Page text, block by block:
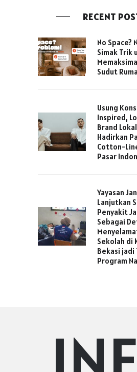
RECENT
No Space?
Simak Trik
Sudut
Usung
Inspired,
Brand
Hadirkan
Cotton-
Pasar
Yayasan
Lanjutkan
Penyakit
Sebagai
Sekolah di
Bekasi
Program